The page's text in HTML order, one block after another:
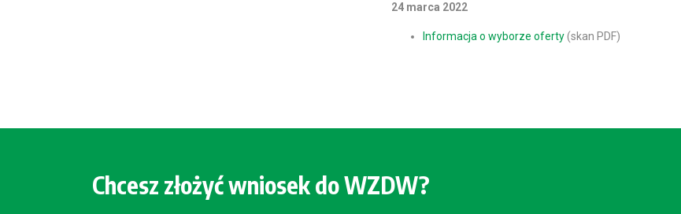
24 marca 2022
Informacja o wyborze oferty(skan PDF)
Chcesz złożyć wniosek do WZDW?